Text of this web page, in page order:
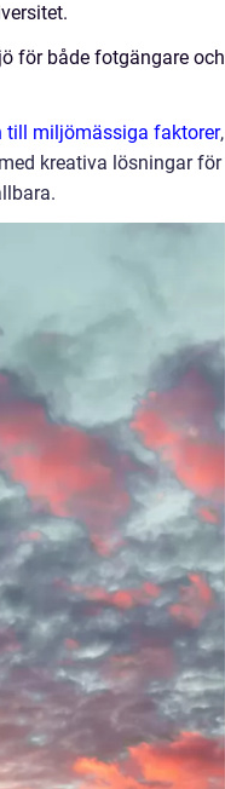
för både fotgängare och
till miljömässiga faktorer,
kreativa lösningar för